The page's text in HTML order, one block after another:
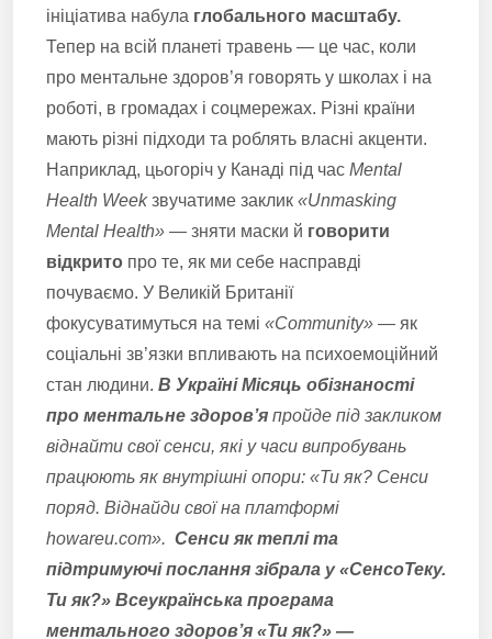
ініціатива набула глобального масштабу.
Тепер на всій планеті травень — це час, коли
про ментальне здоров’я говорять у школах і на
роботі, в громадах і соцмережах. Різні країни
мають різні підходи та роблять власні акценти.
Наприклад, цьогоріч у Канаді під час Mental
Health Weekзвучатиме заклик «Unmasking
Mental Health» — зняти маски й говорити
відкрито про те, як ми себе насправді
почуваємо. У Великій Британії
фокусуватимуться на темі «Community» — як
соціальні зв’язки впливають на психоемоційний
стан людини. В Україні Місяць обізнаності
про ментальне здоров’я пройде під закликом
віднайти свої сенси, які у часи випробувань
працюють як внутрішні опори: «Ти як? Сенси
поряд. Віднайди свої на платформі
howareu.com». Сенси як теплі та
підтримуючі послання зібрала у «СенсоТеку.
Ти як?» Всеукраїнська програма
ментального здоров’я «Ти як?» —